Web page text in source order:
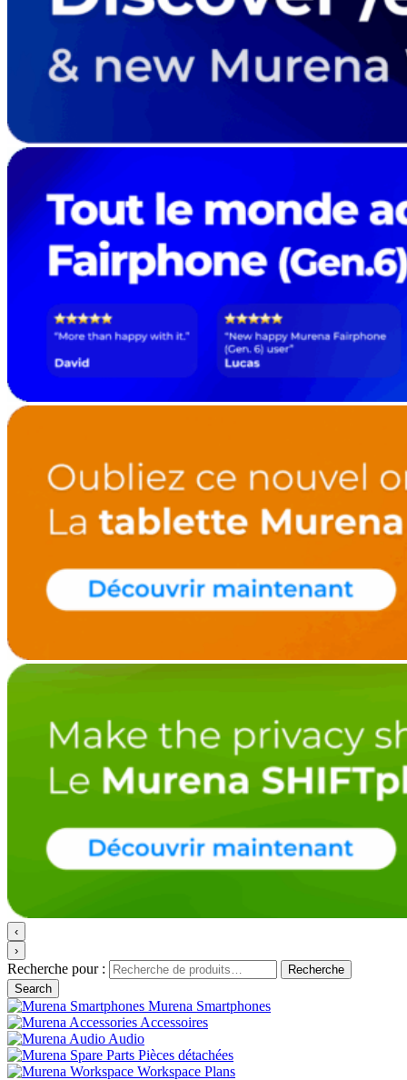
‹
›
Recherche pour :
Recherche
Search
Murena Smartphones
Accessoires
Audio
Pièces détachées
Workspace Plans